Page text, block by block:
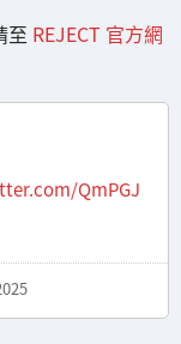
至 REJECT 官方網
QmPGJ